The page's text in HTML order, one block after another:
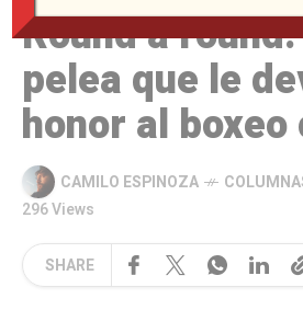
Round a
pelea que le
honor al
CAMILO ESPINOZA
296 Views
SHARE